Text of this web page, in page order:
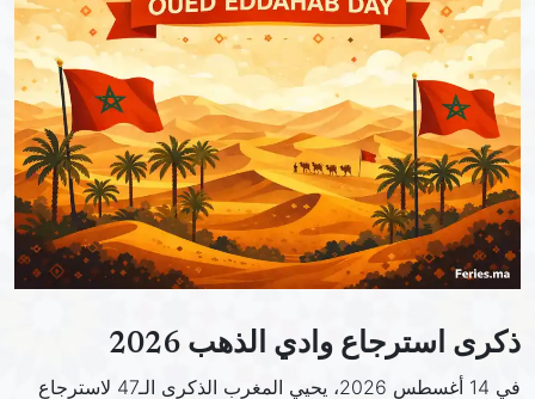
ذكرى استرجاع وادي الذهب 2026
في 14 أغسطس 2026، يحيي المغرب الذكرى الـ47 لاسترجاع